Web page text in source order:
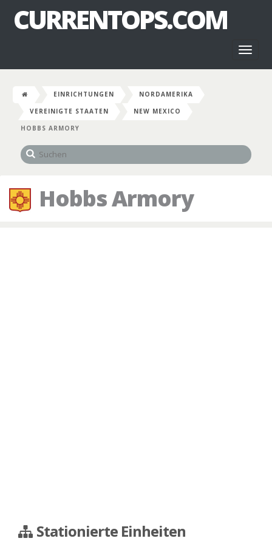
CURRENTOPS.COM
EINRICHTUNGEN
NORDAMERIKA
VEREINIGTE STAATEN
NEW MEXICO
HOBBS ARMORY
Hobbs Armory
Stationierte Einheiten